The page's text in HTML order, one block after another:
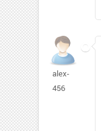
alex-
456